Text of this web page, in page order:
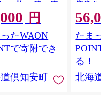
400枚 15箱 (5箱
日本製 まと
ティッシュ リ
ル 長持 防災 常
用雑貨 消耗品
需品 備蓄 ペー
北海道 倶知安
品
円
たWAON
で寄附でき
倶知安町
倍巻
36ロ
パック
買い
常備品
ット
日用品
北海道
たま
る！
北海